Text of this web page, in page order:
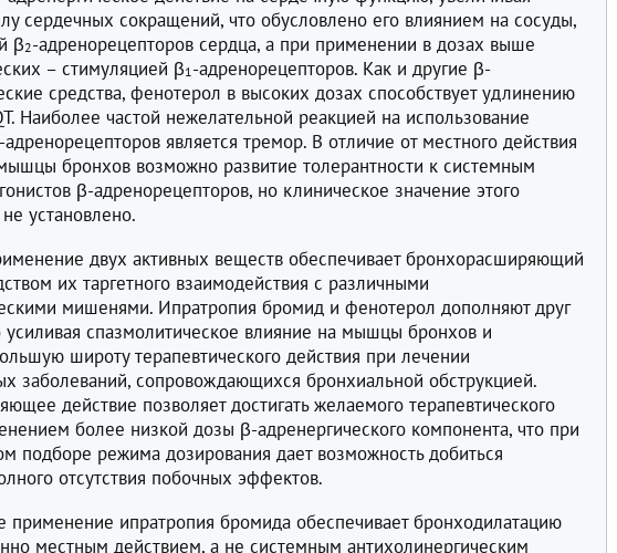
сердечных сокращений, что обусловлено его влиянием на сосуды,
β2-адренорецепторов сердца, а при применении в дозах выше
– стимуляцией β1-адренорецепторов. Как и другие β-
средства, фенотерол в высоких дозах способствует удлинению
Наиболее частой нежелательной реакцией на использование
адренорецепторов является тремор. В отличие от местного действия
бронхов возможно развитие толерантности к системным
β-адренорецепторов, но клиническое значение этого
установлено.
двух активных веществ обеспечивает бронхорасширяющий
их таргетного взаимодействия с различными
мишенями. Ипратропия бромид и фенотерол дополняют друг
усиливая спазмолитическое влияние на мышцы бронхов и
широту терапевтического действия при лечении
заболеваний, сопровождающихся бронхиальной обструкцией.
действие позволяет достигать желаемого терапевтического
более низкой дозы β-адренергического компонента, что при
подборе режима дозирования дает возможность добиться
отсутствия побочных эффектов.
применение ипратропия бромида обеспечивает бронходилатацию
местным действием, а не системным антихолинергическим